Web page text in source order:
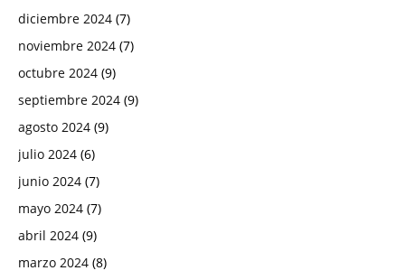
diciembre 2024 (7)
noviembre 2024 (7)
octubre 2024 (9)
septiembre 2024 (9)
agosto 2024 (9)
julio 2024 (6)
junio 2024 (7)
mayo 2024 (7)
abril 2024 (9)
marzo 2024 (8)